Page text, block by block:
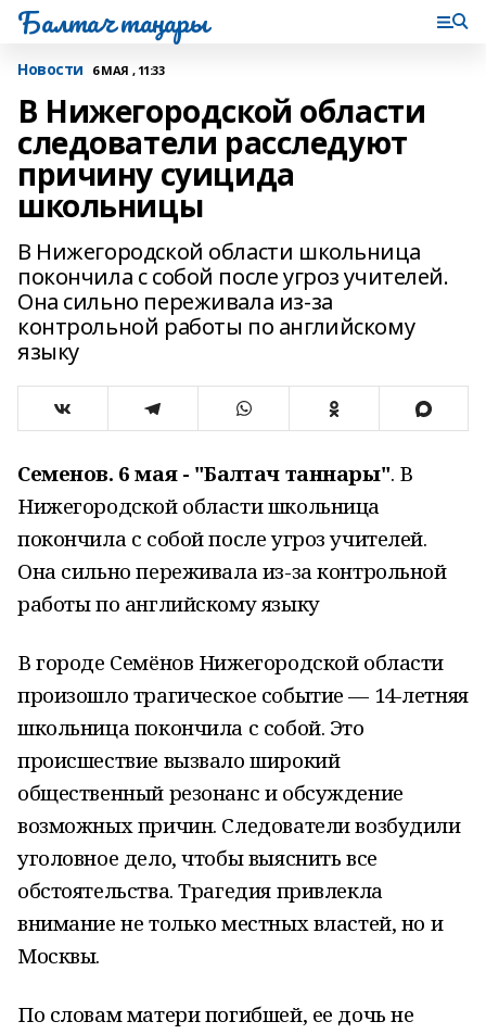
Балтач таңнары
Новости 6 МАЯ , 11:33
В Нижегородской области
следователи расследуют
причину суицида
школьницы
В Нижегородской области школьница
покончила с собой после угроз учителей.
Она сильно переживала из-за
контрольной работы по английскому
языку
Семенов. 6 мая - "Балтач таннары". В
Нижегородской области школьница
покончила с собой после угроз учителей.
Она сильно переживала из-за контрольной
работы по английскому языку
В городе Семёнов Нижегородской области
произошло трагическое событие — 14-летняя
школьница покончила с собой. Это
происшествие вызвало широкий
общественный резонанс и обсуждение
возможных причин. Следователи возбудили
уголовное дело, чтобы выяснить все
обстоятельства. Трагедия привлекла
внимание не только местных властей, но и
Москвы.
По словам матери погибшей, ее дочь не